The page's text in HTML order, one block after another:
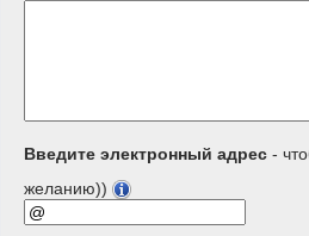
Введите электронный адрес-
желанию))